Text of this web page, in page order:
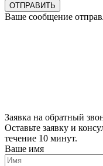
ОТПРАВИТЬ
Ваше сообщение
Заявка на обратный
Оставьте заявку и
течение 10 минут.
Ваше имя